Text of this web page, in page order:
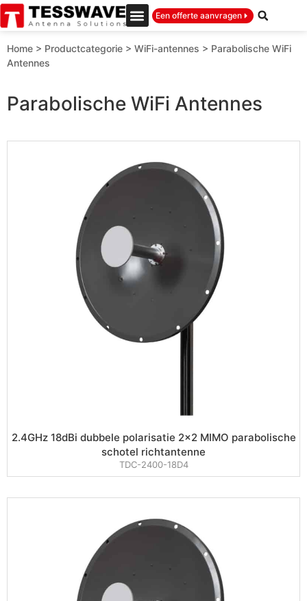
Een offerte aanvragen
Home > Productcategorie > WiFi-antennes > Parabolische WiFi
Antennes
Parabolische WiFi Antennes
2.4GHz 18dBi dubbele polarisatie 2×2 MIMO parabolische
schotel richtantenne
TDC-2400-18D4